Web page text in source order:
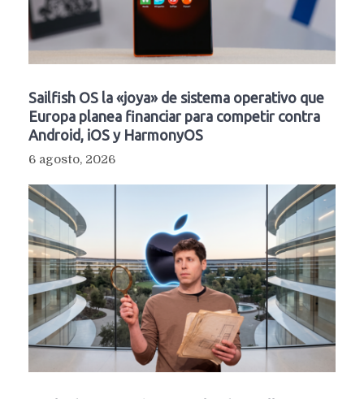
Sailfish OS la «joya» de sistema operativo que
Europa planea financiar para competir contra
Android, iOS y HarmonyOS
6 agosto, 2026